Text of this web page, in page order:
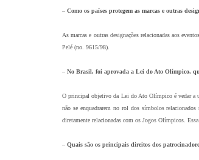
– Como os países protegem as marcas e outras
As marcas e outras designações relacionadas aos
Pelé (no. 9615/98).
– No Brasil, foi aprovada a Lei do Ato Olímpico,
O principal objetivo da Lei do Ato Olímpico é vedar a
não se enquadrarem no rol dos símbolos
diretamente relacionadas com os Jogos Olímpicos.
– Quais são os principais direitos dos